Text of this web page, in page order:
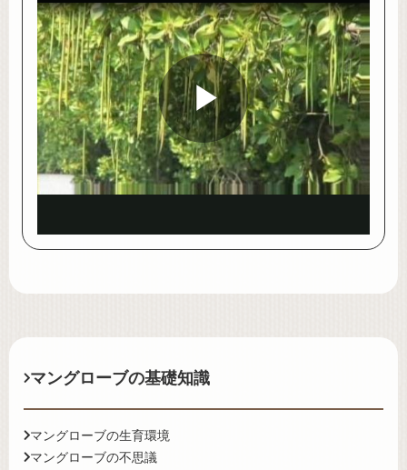
Play
Video
マングローブの基礎知識
マングローブの生育環境
マングローブの不思議